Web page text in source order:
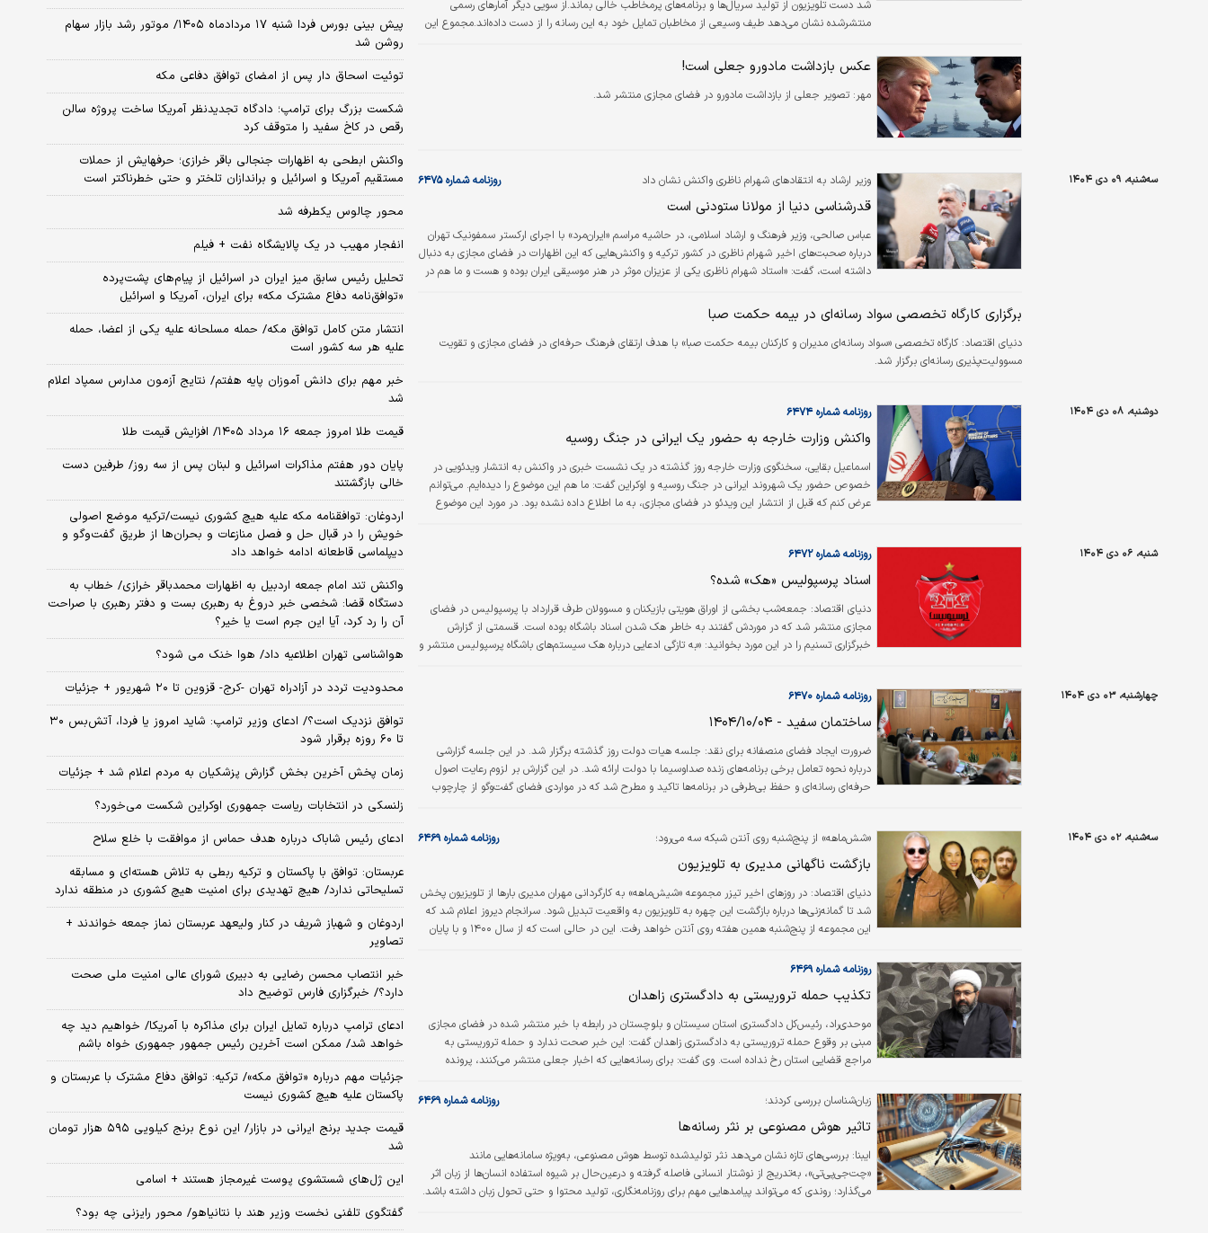
شد دست تلویزیون از تولید سریال‌ها و برنامه‌های پر‌مخاطب خالی بماند.از سویی دیگر آمارهای رسمی
منتشرشده نشان می‌دهد طیف وسیعی از مخاطبان تمایل خود به این رسانه را از دست داده‌اند.مجموع این
عکس بازداشت مادورو جعلی است!
مهر: تصویر جعلی از بازداشت مادورو در فضای مجازی منتشر شد.
سه‌شنبه، ۰۹ دی ۱۴۰۴ وزیر ارشاد به انتقادهای شهرام ناظری واکنش نشان داد روزنامه شماره ۶۴۷۵
قدرشناسی دنیا از مولانا ستودنی است
عباس صالحی، وزیر فرهنگ و ارشاد اسلامی، در حاشیه مراسم «ایران‌مرد» با اجرای ارکستر سمفونیک تهران
درباره صحبت‌های اخیر شهرام ناظری در کشور ترکیه و واکنش‌هایی که این اظهارات در فضای مجازی به دنبال
داشته است، گفت: «استاد شهرام ناظری یکی از عزیزان موثر در هنر موسیقی ایران بوده و هست و ما هم در
ایشان مشکلی وجود ندارد. اگر نظراتی داشته باشند، ما آماده‌ایم این نظرات را بشنویم و ان‌شاءالله در حد
مقدورات تلاش کنیم…
برگزاری کارگاه تخصصی سواد رسانه‌ای در بیمه حکمت صبا
دنیای اقتصاد: کارگاه تخصصی «سواد رسانه‌ای مدیران و کارکنان بیمه حکمت صبا» با هدف ارتقای فرهنگ حرفه‌ای در فضای مجازی و تقویت
مسوولیت‌پذیری رسانه‌ای برگزار شد.
دوشنبه، ۰۸ دی ۱۴۰۴ روزنامه شماره ۶۴۷۴
واکنش وزارت خارجه به حضور یک ایرانی در جنگ روسیه
اسماعیل بقایی، سخنگوی وزارت خارجه روز گذشته در یک نشست خبری در واکنش به انتشار ویدئویی در
خصوص حضور یک شهروند ایرانی در جنگ روسیه و اوکراین گفت: ما هم این موضوع را دیده‌ایم. می‌توانم
عرض کنم که قبل از انتشار این ویدئو در فضای مجازی، به ما اطلاع داده نشده بود. در مورد این موضوع
که لازم باشد، اطلاع‌رسانی…
شنبه، ۰۶ دی ۱۴۰۴ روزنامه شماره ۶۴۷۲
اسناد پرسپولیس «هک» شده؟
دنیای اقتصاد: جمعه‌شب بخشی از اوراق هویتی بازیکنان و مسوولان طرف قرارداد با پرسپولیس در فضای
مجازی منتشر شد که در موردش گفتند به خاطر هک شدن اسناد باشگاه بوده است. قسمتی از گزارش
خبرگزاری تسنیم را در این مورد بخوانید: «به تازگی ادعایی درباره هک سیستم‌های باشگاه پرسپولیس منتشر و
چهارشنبه، ۰۳ دی ۱۴۰۴ روزنامه شماره ۶۴۷۰
ساختمان سفید - ۱۴۰۴/۱۰/۰۴
ضرورت ایجاد فضای منصفانه برای نقد: جلسه هیات دولت روز گذشته برگزار شد. در این جلسه گزارشی
درباره نحوه تعامل برخی برنامه‌های زنده صدا‌و‌سیما با دولت ارائه شد. در این گزارش بر لزوم رعایت اصول
حرفه‌ای رسانه‌ای و حفظ بی‌طرفی در برنامه‌ها تاکید و مطرح شد که در مواردی فضای گفت‌وگو از چارچوب
سه‌شنبه، ۰۲ دی ۱۴۰۴ «شش‌ماهه» از پنج‌شنبه روی آنتن شبکه سه می‌رود؛ روزنامه شماره ۶۴۶۹
بازگشت ناگهانی مدیری به تلویزیون
دنیای اقتصاد: در روزهای اخیر تیزر مجموعه «شیش‌ماهه» به کارگردانی مهران مدیری بارها از تلویزیون پخش
شد تا گمانه‌زنی‌ها درباره بازگشت این چهره به تلویزیون به واقعیت تبدیل شود. سرانجام دیروز اعلام شد که
این مجموعه از پنج‌شنبه همین هفته روی آنتن خواهد رفت. این در حالی است که از سال ۱۴۰۰ و با پایان
روزنامه شماره ۶۴۶۹
تکذیب حمله تروریستی به دادگستری زاهدان
موحدی‌راد، رئیس‌کل دادگستری استان سیستان و بلوچستان در رابطه با خبر منتشر شده در فضای مجازی
مبنی بر وقوع حمله تروریستی به دادگستری زاهدان گفت: این خبر صحت ندارد و حمله تروریستی به
مراجع قضایی استان رخ نداده است. وی گفت: برای رسانه‌هایی که اخبار جعلی منتشر می‌کنند، پرونده
زبان‌شناسان بررسی کردند؛
روزنامه شماره ۶۴۶۹
تاثیر هوش مصنوعی بر نثر رسانه‌ها
ایبنا: بررسی‌های تازه نشان می‌دهد نثر تولیدشده توسط هوش مصنوعی، به‌ویژه سامانه‌هایی مانند
«چت‌جی‌پی‌تی»، به‌تدریج از نوشتار انسانی فاصله گرفته و درعین‌حال بر شیوه استفاده انسان‌ها از زبان اثر
می‌گذارد؛ روندی که می‌تواند پیامدهایی مهم برای روزنامه‌نگاری، تولید محتوا و حتی تحول زبان داشته باشد.
پیش بینی بورس فردا شنبه ۱۷ مردادماه ۱۴۰۵/ موتور رشد بازار سهام
روشن شد
توئیت اسحاق دار پس از امضای توافق دفاعی مکه
شکست بزرگ برای ترامپ؛ دادگاه تجدیدنظر آمریکا ساخت پروژه سالن
رقص در کاخ سفید را متوقف کرد
واکنش ابطحی به اظهارات جنجالی باقر خرازی؛ حرفهایش از حملات
مستقیم آمریکا و اسرائیل و براندازان تلختر و حتی خطرناکتر است
محور چالوس یکطرفه شد
انفجار مهیب در یک پالایشگاه نفت + فیلم
تحلیل رئیس سابق میز ایران در اسرائیل از پیام‌های پشت‌پرده
«توافق‌نامه دفاع مشترک مکه» برای ایران، آمریکا و اسرائیل
انتشار متن کامل توافق مکه/ حمله مسلحانه علیه یکی از اعضا، حمله
علیه هر سه کشور است
خبر مهم برای دانش آموزان پایه هفتم/ نتایج آزمون مدارس سمپاد اعلام
شد
قیمت طلا امروز جمعه ۱۶ مرداد ۱۴۰۵/ افزایش قیمت طلا
پایان دور هفتم مذاکرات اسرائیل و لبنان پس از سه روز/ طرفین دست
خالی بازگشتند
اردوغان: توافقنامه مکه علیه هیچ کشوری نیست/ترکیه موضع اصولی
خویش را در قبال حل و فصل منازعات و بحران‌ها از طریق گفت‌وگو و
دیپلماسی قاطعانه ادامه خواهد داد
واکنش تند امام جمعه اردبیل به اظهارات محمدباقر خرازی/ خطاب به
دستگاه قضا: شخصی خبر دروغ به رهبری بست و دفتر رهبری با صراحت
آن را رد کرد، آیا این جرم است یا خیر؟
هواشناسی تهران اطلاعیه داد/ هوا خنک می شود؟
محدودیت تردد در آزادراه تهران -کرج- قزوین تا ۲۰ شهریور + جزئیات
توافق نزدیک است؟/ ادعای وزیر ترامپ: شاید امروز یا فردا، آتش‌بس ۳۰
تا ۶۰ روزه برقرار شود
زمان پخش آخرین بخش گزارش پزشکیان به مردم اعلام شد + جزئیات
زلنسکی در انتخابات ریاست جمهوری اوکراین شکست می‌خورد؟
ادعای رئیس شاباک درباره هدف حماس از موافقت با خلع سلاح
عربستان: توافق با پاکستان و ترکیه ربطی به تلاش هسته‌ای و مسابقه
تسلیحاتی ندارد/ هیچ تهدیدی برای امنیت هیچ کشوری در منطقه ندارد
اردوغان و شهباز شریف در کنار ولیعهد عربستان نماز جمعه خواندند +
تصاویر
خبر انتصاب محسن رضایی به دبیری شورای عالی امنیت ملی صحت
دارد؟/ خبرگزاری فارس توضیح داد
ادعای ترامپ درباره تمایل ایران برای مذاکره با آمریکا/ خواهیم دید چه
خواهد شد/ ممکن است آخرین رئیس‌ جمهور جمهوری خواه باشم
جزئیات مهم درباره «توافق مکه»/ ترکیه‌: توافق دفاع مشترک با عربستان و
پاکستان علیه هیچ کشوری نیست
قیمت جدید برنج ایرانی در بازار/ این نوع برنج کیلویی ۵۹۵ هزار تومان
شد
این ژل‌های شستشوی پوست غیرمجاز هستند + اسامی
گفتگوی تلفنی نخست وزیر هند با نتانیاهو/ محور رایزنی چه بود؟